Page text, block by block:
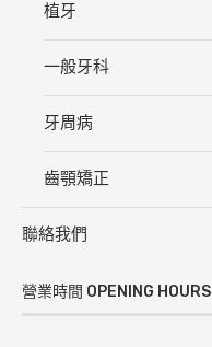
植牙
一般牙科
牙周病
齒顎矯正
聯絡我們
營業時間 OPENING HOURS